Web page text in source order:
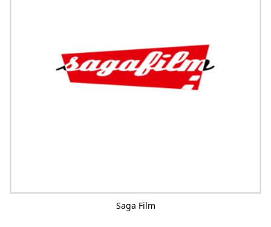
Saga Film